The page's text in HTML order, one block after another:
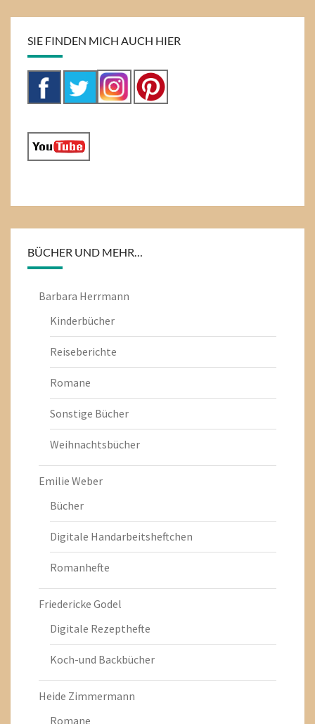
SIE FINDEN MICH AUCH HIER
BÜCHER UND MEHR…
Barbara Herrmann
Kinderbücher
Reiseberichte
Romane
Sonstige Bücher
Weihnachtsbücher
Emilie Weber
Bücher
Digitale Handarbeitsheftchen
Romanhefte
Friedericke Godel
Digitale Rezepthefte
Koch-und Backbücher
Heide Zimmermann
Romane